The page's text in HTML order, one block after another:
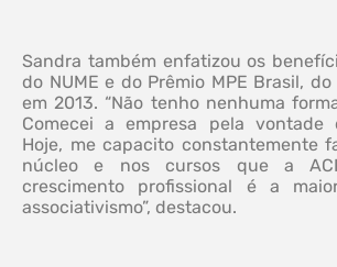
Sandra também enfatizou os
do NUME e do Prêmio MPE Brasil,
em 2013. “Não tenho nenhuma
Comecei a empresa pela vontade
Hoje, me capacito constantemente
núcleo e nos cursos que a
crescimento profissional é a
associativismo”, destacou.